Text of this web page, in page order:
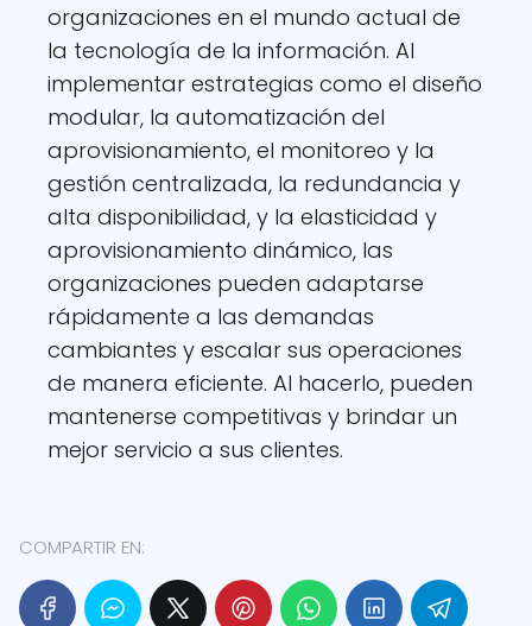
organizaciones en el mundo actual de
la tecnología de la información. Al
implementar estrategias como el diseño
modular, la automatización del
aprovisionamiento, el monitoreo y la
gestión centralizada, la redundancia y
alta disponibilidad, y la elasticidad y
aprovisionamiento dinámico, las
organizaciones pueden adaptarse
rápidamente a las demandas
cambiantes y escalar sus operaciones
de manera eficiente. Al hacerlo, pueden
mantenerse competitivas y brindar un
mejor servicio a sus clientes.
COMPARTIR EN: